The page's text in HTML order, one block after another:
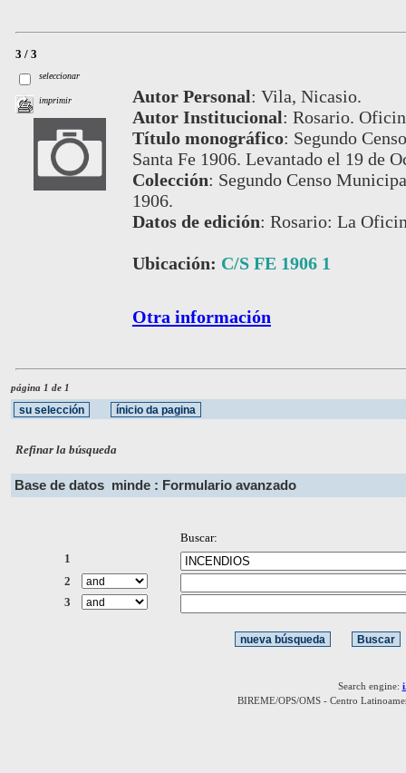
3 / 3
seleccionar
imprimir Autor Personal: Vila, Nicasio.
Autor Institucional: Rosario.
Título monográfico: Segundo
Santa Fe 1906. Levantado el 19 de
Colección: Segundo Censo
1906.
Datos de edición: Rosario: La
Ubicación: C/S FE 1906 1
Otra información
página 1 de 1
Refinar la búsqueda
Base de datos minde : Formulario avanzado
Buscar:
1
2
3
Search engine:
BIREME/OPS/OMS - Centro